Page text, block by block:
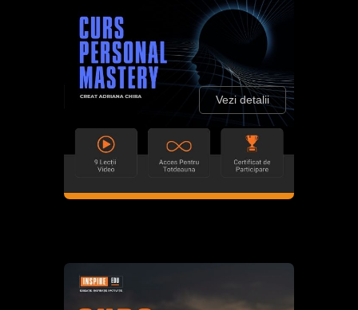
Vezi detalii